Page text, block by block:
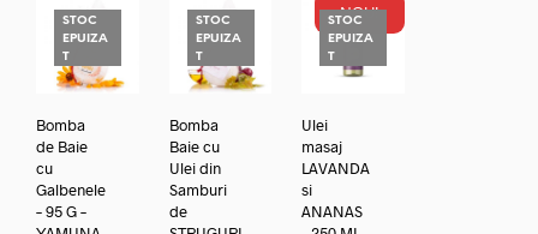
STOC
EPUIZA
T
Bomba
de Baie
cu
Galbenele
– 95 G –
STOC
EPUIZA
T
Bomba
Baie cu
Ulei din
Samburi
de
NOU!
STOC
EPUIZA
T
Ulei
masaj
LAVANDA
si
ANANAS